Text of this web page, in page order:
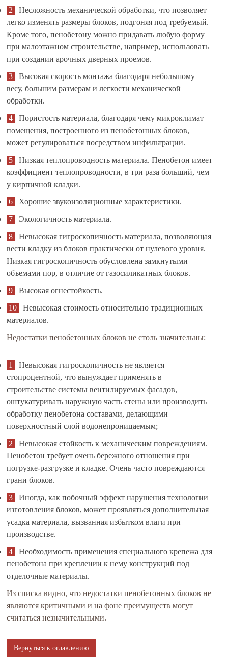
Несложность механической обработки, что позволяет
легко изменять размеры блоков, подгоняя под требуемый.
Кроме того, пенобетону можно придавать любую форму
при малоэтажном строительстве, например, использовать
при создании арочных дверных проемов.
Высокая скорость монтажа благодаря небольшому
весу, большим размерам и легкости механической
обработки.
Пористость материала, благодаря чему микроклимат
помещения, построенного из пенобетонных блоков,
может регулироваться посредством инфильтрации.
Низкая теплопроводность материала. Пенобетон имеет
коэффициент теплопроводности, в три раза больший, чем
у кирпичной кладки.
Хорошие звукоизоляционные характеристики.
Экологичность материала.
Невысокая гигроскопичность материала, позволяющая
вести кладку из блоков практически от нулевого уровня.
Низкая гигроскопичность обусловлена замкнутыми
объемами пор, в отличие от газосиликатных блоков.
Высокая огнестойкость.
Невысокая стоимость относительно традиционных
материалов.
Недостатки пенобетонных блоков не столь значительны:
Невысокая гигроскопичность не является
стопроцентной, что вынуждает применять в
строительстве системы вентилируемых фасадов,
оштукатуривать наружную часть стены или производить
обработку пенобетона составами, делающими
поверхностный слой водонепроницаемым;
Невысокая стойкость к механическим повреждениям.
Пенобетон требует очень бережного отношения при
погрузке-разгрузке и кладке. Очень часто повреждаются
грани блоков.
Иногда, как побочный эффект нарушения технологии
изготовления блоков, может проявляться дополнительная
усадка материала, вызванная избытком влаги при
производстве.
Необходимость применения специального крепежа для
пенобетона при креплении к нему конструкций под
отделочные материалы.
Из списка видно, что недостатки пенобетонных блоков не
являются критичными и на фоне преимуществ могут
считаться незначительными.
Вернуться к оглавлению